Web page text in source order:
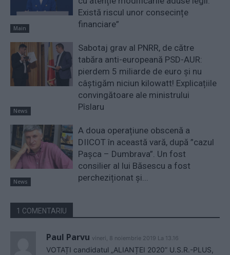
Main
Există riscul unor consecințe
financiare”
News
Sabotaj grav al PNRR, de către
tabăra anti-europeană PSD-AUR:
pierdem 5 miliarde de euro și nu
câștigăm niciun kilowatt! Explicațiile
convingătoare ale ministrului
Pîslaru
News
A doua operațiune obscenă a
DIICOT în această vară, după ”cazul
Pașca – Dumbrava”. Un fost
consilier al lui Băsescu a fost
percheziționat și...
1 COMENTARIU
Paul Parvu vineri, 8 noiembrie 2019 La 13.16
VOTAȚI candidatul „ALIANȚEI 2020” U.S.R.-PLUS,